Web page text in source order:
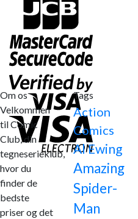
Om os
Velkommen
til Comic
Club, din
tegneserieklub,
hvor du
finder de
bedste
priser og det
Tags
Action
Comics
Al Ewing
Amazing
Spider-
Man